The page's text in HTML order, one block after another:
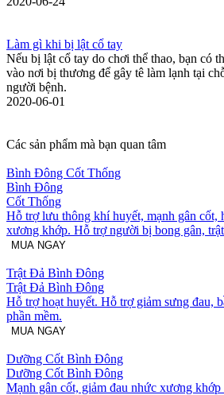
Làm gì khi bị lật cổ tay
Nếu bị lật cổ tay do chơi thể thao, bạn có
vào nơi bị thương để gây tê làm lạnh tại
người bệnh.
2020-06-01
Các sản phẩm mà bạn quan tâm
Bình Đông Cốt Thống
Bình Đông
Cốt Thống
Hỗ trợ lưu thông khí huyết, mạnh gân cốt,
xương khớp. Hỗ trợ người bị bong gân,
MUA NGAY
Trật Đả Bình Đông
Trật Đả Bình Đông
Hỗ trợ hoạt huyết. Hỗ trợ giảm sưng đau,
phần mềm.
MUA NGAY
Dưỡng Cốt Bình Đông
Dưỡng Cốt Bình Đông
Mạnh gân cốt, giảm đau nhức xương